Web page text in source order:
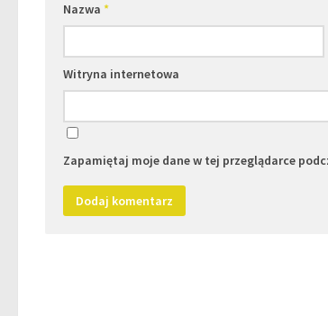
Nazwa *
Witryna internetowa
Zapamiętaj moje dane w tej przeglądarce